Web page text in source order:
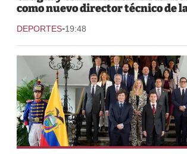
como nuevo director técnico de
DEPORTES-19:48